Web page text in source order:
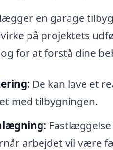
en garage
på projektets
for at forstå dine
De kan lave et
med tilbygningen.
arbejdet vil være